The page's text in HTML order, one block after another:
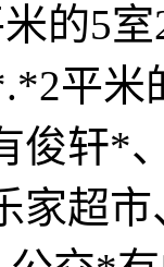
的5
平米
俊轩*
家超